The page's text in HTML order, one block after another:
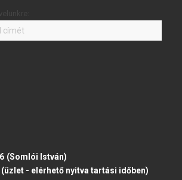
(Somlói István)
(üzlet - elérhető nyitva tartási időben)